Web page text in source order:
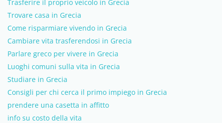
Trasferire il proprio veicolo in Grecia
Trovare casa in Grecia
Come risparmiare vivendo in Grecia
Cambiare vita trasferendosi in Grecia
Parlare greco per vivere in Grecia
Luoghi comuni sulla vita in Grecia
Studiare in Grecia
Consigli per chi cerca il primo impiego in Grecia
prendere una casetta in affitto
info su costo della vita